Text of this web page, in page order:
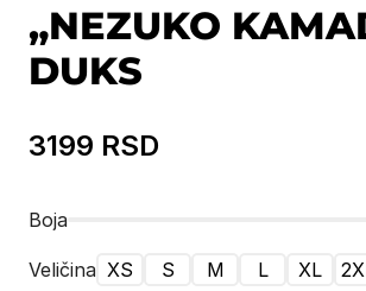
„NEZUKO
DUKS
3199 RSD
Boja
Veličina XS S M L XL